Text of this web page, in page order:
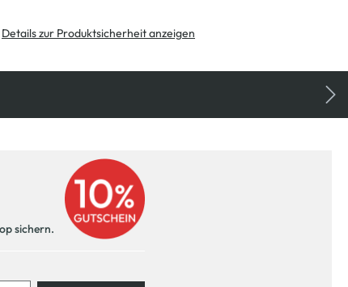
Details zur Produktsicherheit anzeigen
sichern.